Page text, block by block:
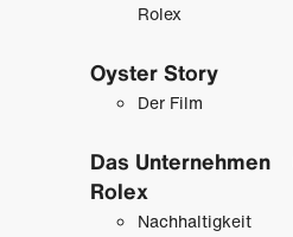
Rolex
Oyster Story
Der Film
Das Unternehmen
Rolex
Nachhaltigkeit